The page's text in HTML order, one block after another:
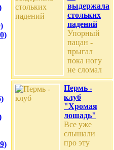
выдержала
стольких
падений
Упорный
пацан -
прыгал
пока ногу
не сломал
Пермь -
клуб
"Хромая
лошадь"
Все уже
слышали
про эту